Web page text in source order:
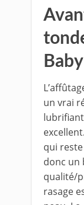
un vrai
qui
donc un
qualité/
rasage